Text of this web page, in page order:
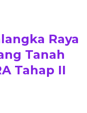
Raya
Tanah
Tahap II